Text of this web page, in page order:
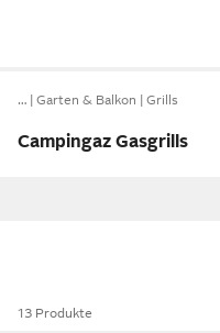
… Garten & Balkon Grills
Campingaz Gasgrills
13 Produkte